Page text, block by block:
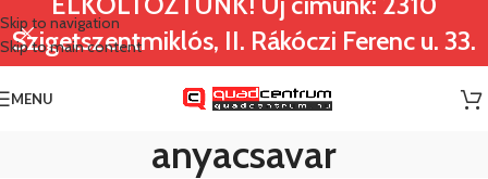
Skip to navigation
Skip to main content
Szigetszentmiklós, II. Rákóczi Ferenc u. 33.
MENU
anyacsavar